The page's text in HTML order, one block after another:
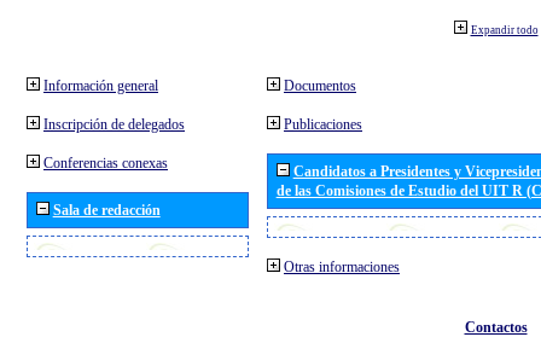
Expandir todo
Información general
Inscripción de delegados
Conferencias conexas
Sala de redacción
Documentos
Publicaciones
Candidatos a Presidentes y
de las Comisiones de Estudio del UIT R
Otras informaciones
Contactos